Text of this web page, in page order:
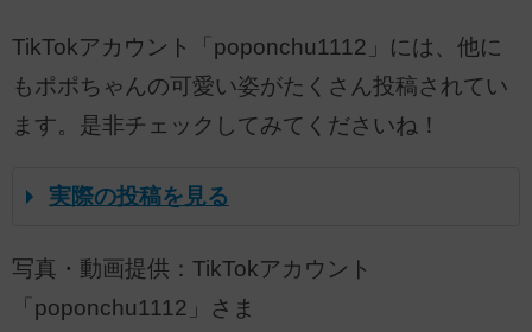
TikTokアカウント「poponchu1112」には、他に
もポポちゃんの可愛い姿がたくさん投稿されてい
ます。是非チェックしてみてくださいね！
実際の投稿を見る
写真・動画提供：TikTokアカウント
「poponchu1112」さま